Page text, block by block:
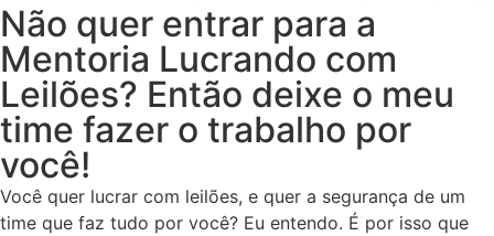
Não quer entrar para a
Mentoria Lucrando com
Leilões? Então deixe o meu
time fazer o trabalho por
você!
Você quer lucrar com leilões, e quer a segurança de um
time que faz tudo por você? Eu entendo. É por isso que